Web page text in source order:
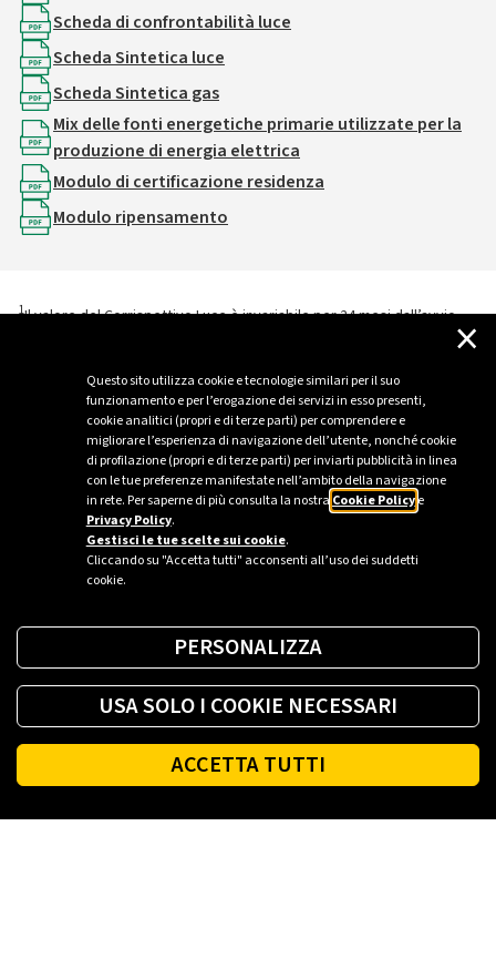
Questo sito utilizza cookie e tecnologie similari per il suo
funzionamento e per l’erogazione dei servizi in esso presenti,
cookie analitici (propri e di terze parti) per comprendere e
migliorare l’esperienza di navigazione dell’utente, nonché cookie
di profilazione (propri e di terze parti) per inviarti pubblicità in linea
con le tue preferenze manifestate nell’ambito della navigazione
in rete. Per saperne di più consulta la nostra Cookie Policye
Privacy Policy.
Gestisci le tue scelte sui cookie.
Cliccando su "Accetta tutti" acconsenti all’uso dei suddetti
cookie.
×
PERSONALIZZA
USA SOLO I COOKIE NECESSARI
ACCETTA TUTTI
Scheda di confrontabilità luce
Scheda Sintetica luce
Scheda Sintetica gas
Mix delle fonti energetiche primarie utilizzate per la
produzione di energia elettrica
Modulo di certificazione residenza
Modulo ripensamento
1Il valore del Corrispettivo Luce è invariabile per 24 mesi dall’avvio
Footer